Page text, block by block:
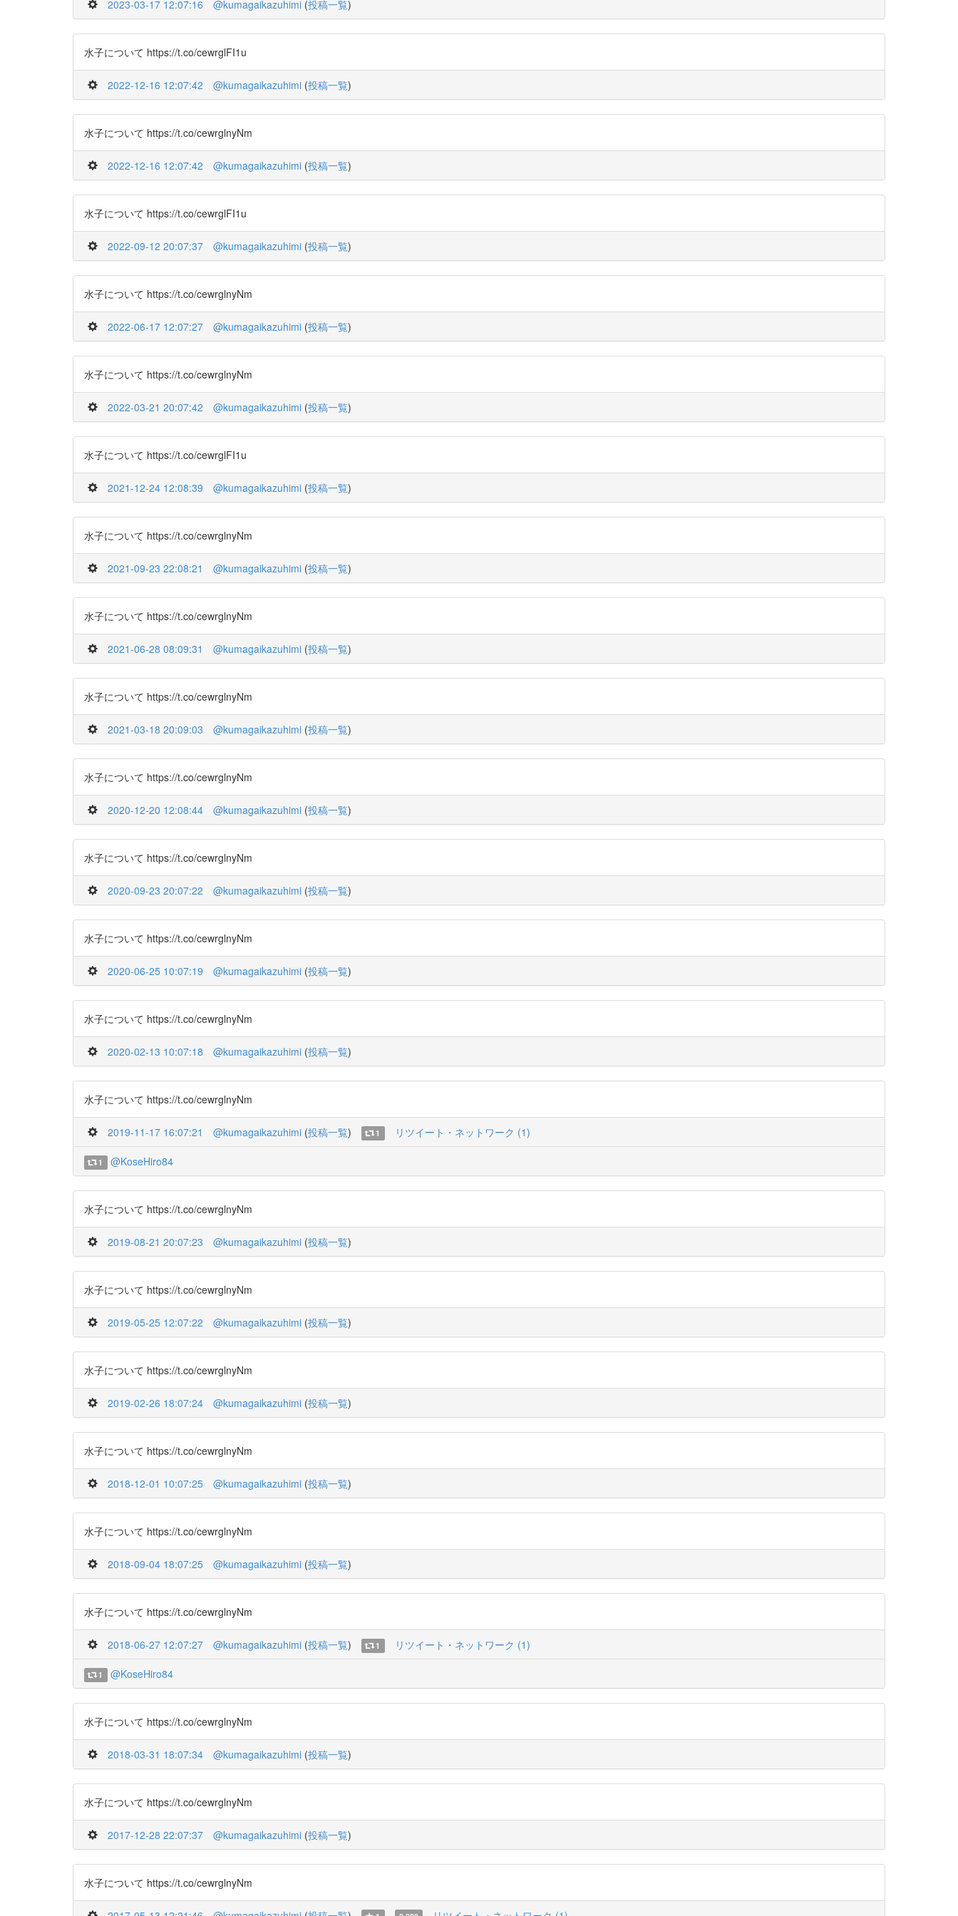
2023-03-17 12:07:16 @kumagaikazuhimi (投稿一覧)
水子について https://t.co/cewrglFI1u
2022-12-16 12:07:42 @kumagaikazuhimi (投稿一覧)
水子について https://t.co/cewrglnyNm
2022-12-16 12:07:42 @kumagaikazuhimi (投稿一覧)
水子について https://t.co/cewrglFI1u
2022-09-12 20:07:37 @kumagaikazuhimi (投稿一覧)
水子について https://t.co/cewrglnyNm
2022-06-17 12:07:27 @kumagaikazuhimi (投稿一覧)
水子について https://t.co/cewrglnyNm
2022-03-21 20:07:42 @kumagaikazuhimi (投稿一覧)
水子について https://t.co/cewrglFI1u
2021-12-24 12:08:39 @kumagaikazuhimi (投稿一覧)
水子について https://t.co/cewrglnyNm
2021-09-23 22:08:21 @kumagaikazuhimi (投稿一覧)
水子について https://t.co/cewrglnyNm
2021-06-28 08:09:31 @kumagaikazuhimi (投稿一覧)
水子について https://t.co/cewrglnyNm
2021-03-18 20:09:03 @kumagaikazuhimi (投稿一覧)
水子について https://t.co/cewrglnyNm
2020-12-20 12:08:44 @kumagaikazuhimi (投稿一覧)
水子について https://t.co/cewrglnyNm
2020-09-23 20:07:22 @kumagaikazuhimi (投稿一覧)
水子について https://t.co/cewrglnyNm
2020-06-25 10:07:19 @kumagaikazuhimi (投稿一覧)
水子について https://t.co/cewrglnyNm
2020-02-13 10:07:18 @kumagaikazuhimi (投稿一覧)
水子について https://t.co/cewrglnyNm
2019-11-17 16:07:21 @kumagaikazuhimi (投稿一覧) 1 リツイート・ネットワーク (1)
1 @KoseHiro84
水子について https://t.co/cewrglnyNm
2019-08-21 20:07:23 @kumagaikazuhimi (投稿一覧)
水子について https://t.co/cewrglnyNm
2019-05-25 12:07:22 @kumagaikazuhimi (投稿一覧)
水子について https://t.co/cewrglnyNm
2019-02-26 18:07:24 @kumagaikazuhimi (投稿一覧)
水子について https://t.co/cewrglnyNm
2018-12-01 10:07:25 @kumagaikazuhimi (投稿一覧)
水子について https://t.co/cewrglnyNm
2018-09-04 18:07:25 @kumagaikazuhimi (投稿一覧)
水子について https://t.co/cewrglnyNm
2018-06-27 12:07:27 @kumagaikazuhimi (投稿一覧) 1 リツイート・ネットワーク (1)
1 @KoseHiro84
水子について https://t.co/cewrglnyNm
2018-03-31 18:07:34 @kumagaikazuhimi (投稿一覧)
水子について https://t.co/cewrglnyNm
2017-12-28 22:07:37 @kumagaikazuhimi (投稿一覧)
水子について https://t.co/cewrglnyNm